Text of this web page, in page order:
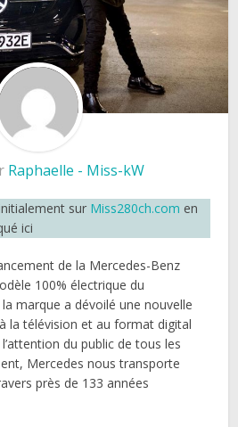
Raphaelle - Miss-kW
sur Miss280ch.com en
ici
de la Mercedes-Benz
100% électrique du
marque a dévoilé une nouvelle
la télévision et au format digital
du public de tous les
Mercedes nous transporte
près de 133 années